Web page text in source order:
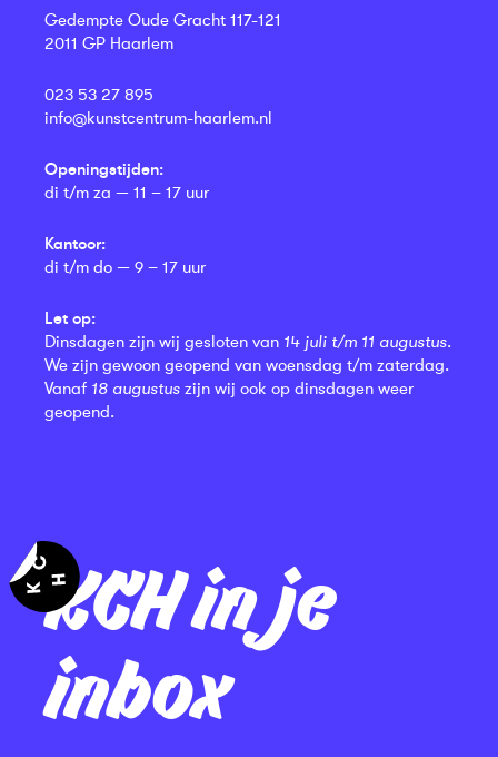
KCH in je
inbox
Gedempte Oude Gracht 117-121
2011 GP Haarlem
023 53 27 895
info@kunstcentrum-haarlem.nl
Openingstijden:
di t/m za — 11 – 17 uur
Kantoor:
di t/m do — 9 – 17 uur
Let op:
Dinsdagen zijn wij gesloten van 14 juli t/m 11 augustus.
We zijn gewoon geopend van woensdag t/m zaterdag.
Vanaf 18 augustus zijn wij ook op dinsdagen weer
geopend.